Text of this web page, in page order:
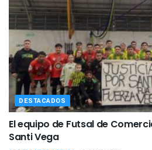
DESTACADOS
El equipo de Futsal de
Santi Vega